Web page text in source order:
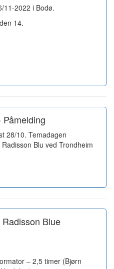
11-2022 i Bodø.
14.
28/10. Temadagen
Blu ved Trondheim
Blue
– 2,5 timer (Bjørn